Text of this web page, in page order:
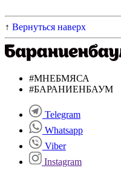
↑ Вернуться наверх
#МНЕБМЯСА
#БАРАНИЕНБАУМ
Telegram
Whatsapp
Viber
Instagram